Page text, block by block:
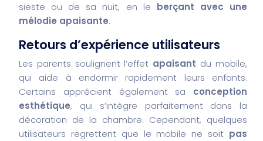
sieste ou de sa nuit, en le berçant avec une
mélodie apaisante.
Retours d’expérience utilisateurs
Les parents soulignent l’effet apaisant du mobile,
qui aide à endormir rapidement leurs enfants.
Certains apprécient également sa conception
esthétique, qui s’intègre parfaitement dans la
décoration de la chambre. Cependant, quelques
utilisateurs regrettent que le mobile ne soit pas